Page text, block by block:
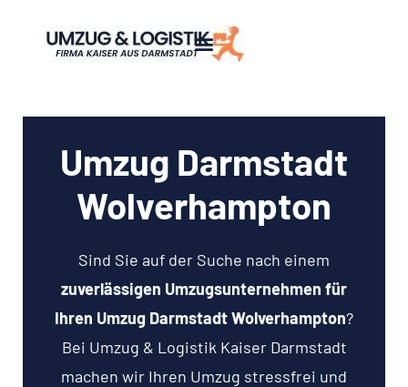
Umzug Darmstadt
Wolverhampton
Sind Sie auf der Suche nach einem
zuverlässigen Umzugsunternehmen für
Ihren Umzug Darmstadt Wolverhampton?
Bei Umzug & Logistik Kaiser Darmstadt
machen wir Ihren Umzug stressfrei und